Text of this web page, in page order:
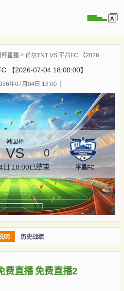
杯直播 首尔TNT VS 平昌FC 【2026-07-04 18:00:00】
【2026-07-04 18:00:00】
年07月04日 18:00
韩国杯
VS 0
日 18:00已结束 平昌FC
明 历史战绩
费直播免费直播2